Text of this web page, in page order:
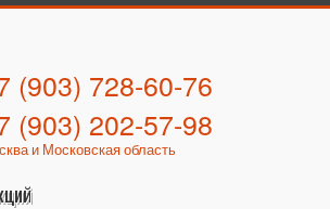
(903) 728-60-76
(903) 202-57-98
и Московская область